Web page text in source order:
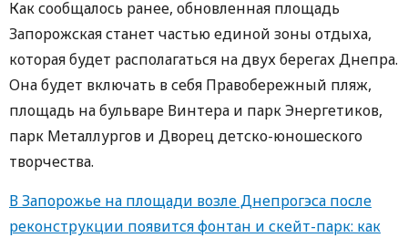
Как сообщалось ранее, обновленная площадь
Запорожская станет частью единой зоны отдыха,
которая будет располагаться на двух берегах Днепра.
Она будет включать в себя Правобережный пляж,
площадь на бульваре Винтера и парк Энергетиков,
парк Металлургов и Дворец детско-юношеского
творчества.
В Запорожье на площади возле Днепрогэса после
реконструкции появится фонтан и скейт-парк: как